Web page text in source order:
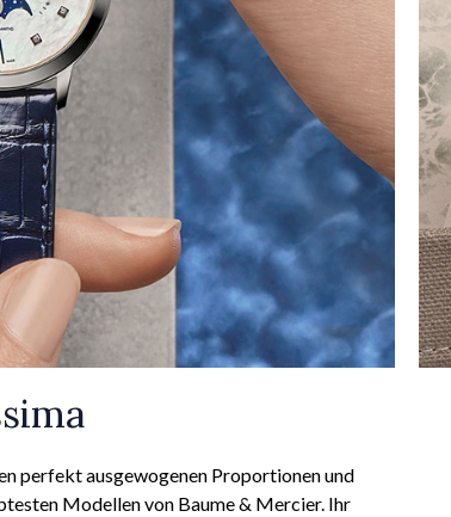
perfekt ausgewogenen Proportionen und
Modellen von Baume & Mercier. Ihr